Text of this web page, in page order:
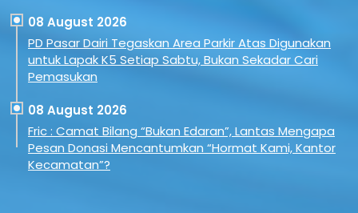
08 August 2026
PD Pasar Dairi Tegaskan Area Parkir Atas Digunakan
untuk Lapak K5 Setiap Sabtu, Bukan Sekadar Cari
Pemasukan
08 August 2026
Fric : Camat Bilang “Bukan Edaran”, Lantas Mengapa
Pesan Donasi Mencantumkan “Hormat Kami, Kantor
Kecamatan”?